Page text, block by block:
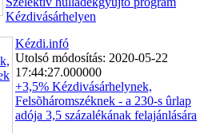
Kézdivásárhelyen
Kézdi.infó
Utolsó módosítás: 2020-05-22
17:44:27.000000
+3,5% Kézdivásárhelynek,
Felsõháromszéknek - a 230-s ûrlap
adója 3,5 százalékának felajánlására